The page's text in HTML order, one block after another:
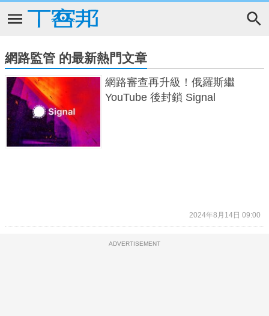
網路監管 的最新熱門文章
網路審查再升級！俄羅斯繼
YouTube 後封鎖 Signal
2024年8月14日 09:00
ADVERTISEMENT